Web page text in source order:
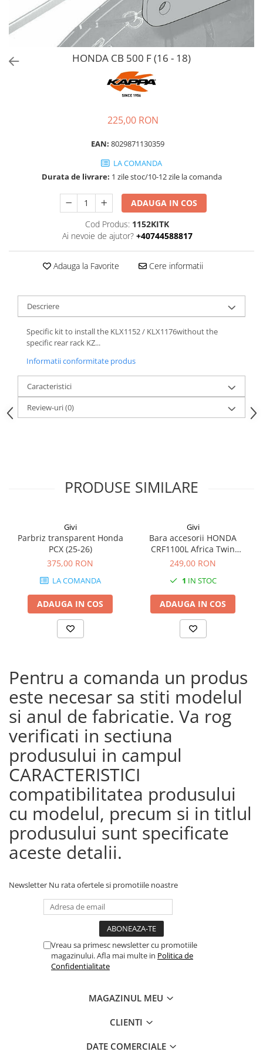
HONDA CB 500 F (16 - 18)
225,00 RON
EAN: 8029871130359
LA COMANDA
Durata de livrare: 1 zile stoc/10-12 zile la comanda
ADAUGA IN COS
Cod Produs: 1152KITK
Ai nevoie de ajutor? +40744588817
Adauga la Favorite Cere informatii
Descriere
Specific kit to install the KLX1152 / KLX1176without the
specific rear rack KZ...
Informatii conformitate produs
Caracteristici
Review-uri(0)
PRODUSE SIMILARE
Givi
Parbriz transparent Honda
PCX (25-26)
375,00 RON
LA COMANDA
ADAUGA IN COS
Givi
Bara accesorii HONDA
CRF1100L Africa Twin
Adventure Sports (20 - 23)
Adventure Sports (24)
CRF1100L AFRICA TWIN (24)
CRF1100L Africa Twin (20 -
23)
249,00 RON
1 IN STOC
ADAUGA IN COS
Pentru a comanda un produs
este necesar sa stiti modelul
si anul de fabricatie. Va rog
verificati in sectiuna
produsului in campul
CARACTERISTICI
compatibilitatea produsului
cu modelul, precum si in titlul
produsului sunt specificate
aceste detalii.
Newsletter Nu rata ofertele si promotiile noastre
Vreau sa primesc newsletter cu promotiile
magazinului. Afla mai multe in Politica de
Confidentialitate
MAGAZINUL MEU
CLIENTI
DATE COMERCIALE